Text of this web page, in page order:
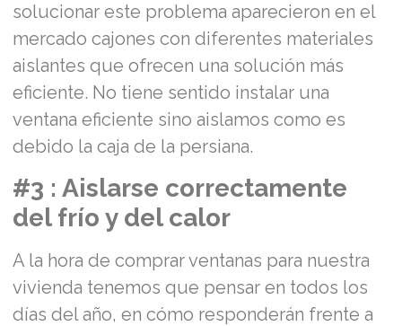
solucionar este problema aparecieron en el
mercado cajones con diferentes materiales
aislantes que ofrecen una solución más
eficiente. No tiene sentido instalar una
ventana eficiente sino aislamos como es
debido la caja de la persiana.
#3 : Aislarse correctamente
del frío y del calor
A la hora de comprar ventanas para nuestra
vivienda tenemos que pensar en todos los
días del año, en cómo responderán frente a